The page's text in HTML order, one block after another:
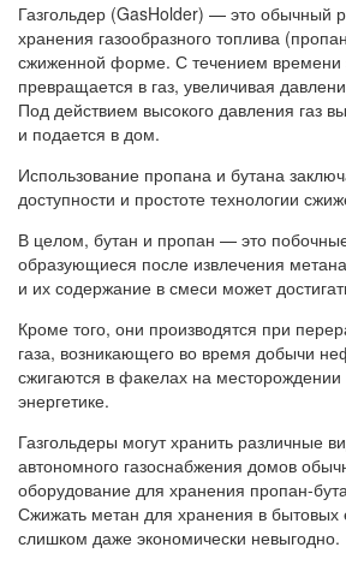
Газгольдер (GasHolder) — это обычный
хранения газообразного топлива
сжиженной форме. С течением времени
превращается в газ, увеличивая
Под действием высокого давления газ
и подается в дом.
Использование пропана и бутана
доступности и простоте технологии
В целом, бутан и пропан — это
образующиеся после извлечения
и их содержание в смеси может
Кроме того, они производятся при
газа, возникающего во время добычи
сжигаются в факелах на месторождении
энергетике.
Газгольдеры могут хранить различные
автономного газоснабжения домов
оборудование для хранения пропан-
Сжижать метан для хранения в бытовых
слишком даже экономически невыгодно.